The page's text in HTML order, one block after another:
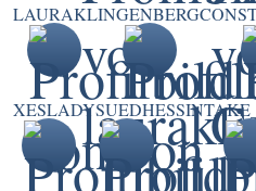
LAURAKLINGENBERG
XESLADYSUEDHESSIN